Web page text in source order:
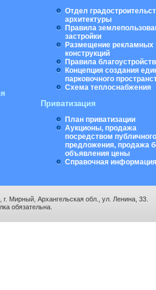
Отдел
архитектуры
Правила
застройки
Размещение рекламных
конструкций
Правила
Концепция создания
парковочного
Схема теплоснабжения
Приватизация
План приватизации
Аукционы, продажа
посредством публичного
предложения, продажа
объявления цены
Справочная информация
Мирный, Архангельская обл., ул. Ленина, 33.
обязательна.